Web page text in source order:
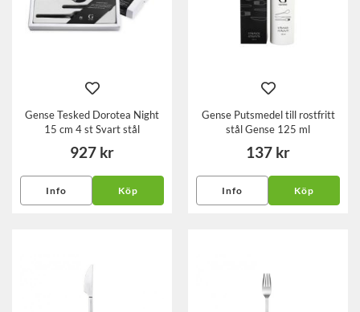
Gense Tesked Dorotea Night
15 cm 4 st Svart stål
927 kr
Info Köp
Gense Putsmedel till rostfritt
stål Gense 125 ml
137 kr
Info Köp